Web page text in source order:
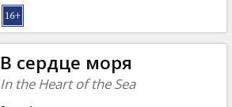
В сердце моря
In the Heart of the Sea